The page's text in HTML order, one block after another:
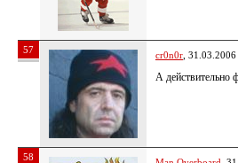
57 cr0n0r ,
А действительно
58